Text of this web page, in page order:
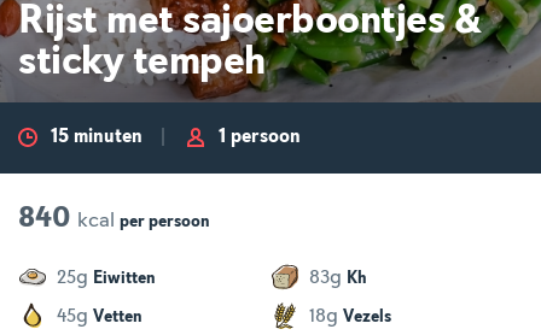
Rijst met sajoerboontjes &
sticky tempeh
15 minuten 1 persoon
840 kcal per persoon
25g Eiwitten 83g Kh
45g Vetten 18g Vezels